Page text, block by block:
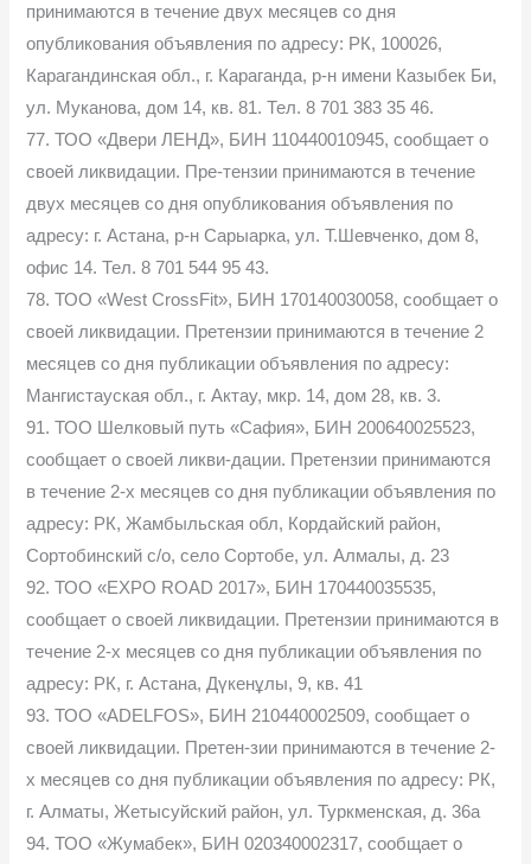
принимаются в течение двух месяцев со дня
опубликования объявления по адресу: РК, 100026,
Карагандинская обл., г. Караганда, р-н имени Казыбек Би,
ул. Муканова, дом 14, кв. 81. Тел. 8 701 383 35 46.
77. ТОО «Двери ЛЕНД», БИН 110440010945, сообщает о
своей ликвидации. Пре-тензии принимаются в течение
двух месяцев со дня опубликования объявления по
адресу: г. Астана, р-н Сарыарка, ул. Т.Шевченко, дом 8,
офис 14. Тел. 8 701 544 95 43.
78. ТОО «West CrossFit», БИН 170140030058, сообщает о
своей ликвидации. Претензии принимаются в течение 2
месяцев со дня публикации объявления по адресу:
Мангистауская обл., г. Актау, мкр. 14, дом 28, кв. 3.
91. ТОО Шелковый путь «Сафия», БИН 200640025523,
сообщает о своей ликви-дации. Претензии принимаются
в течение 2-х месяцев со дня публикации объявления по
адресу: РК, Жамбыльская обл, Кордайский район,
Сортобинский с/о, село Сортобе, ул. Алмалы, д. 23
92. ТОО «EXPO ROAD 2017», БИН 170440035535,
сообщает о своей ликвидации. Претензии принимаются в
течение 2-х месяцев со дня публикации объявления по
адресу: РК, г. Астана, Дүкенұлы, 9, кв. 41
93. ТОО «ADELFOS», БИН 210440002509, сообщает о
своей ликвидации. Претен-зии принимаются в течение 2-
х месяцев со дня публикации объявления по адресу: РК,
г. Алматы, Жетысуйский район, ул. Туркменская, д. 36а
94. ТОО «Жумабек», БИН 020340002317, сообщает о